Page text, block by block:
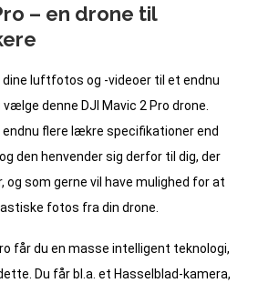
– en drone til
dine luftfotos og -videoer til et endnu
vælge denne DJI Mavic 2 Pro drone.
endnu flere lækre specifikationer end
den henvender sig derfor til dig, der
og som gerne vil have mulighed for at
fotos fra din drone.
får du en masse intelligent teknologi,
Du får bl.a. et Hasselblad-kamera,